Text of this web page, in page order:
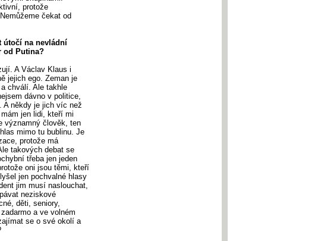
protože
čekat od
útočí na nevládní
od Putina?
A Václav Klaus i
jejich ego. Zeman je
chválí. Ale takhle
dávno v politice,
A někdy je jich víc než
jen lidi, kteří mi
významný člověk, ten
mimo tu bublinu. Je
protože má
takových debat se
třeba jen jeden
oni jsou těmi, kteří
jen pochvalné hlasy
jim musí naslouchat,
neziskové
děti, seniory,
a ve volném
se o své okolí a